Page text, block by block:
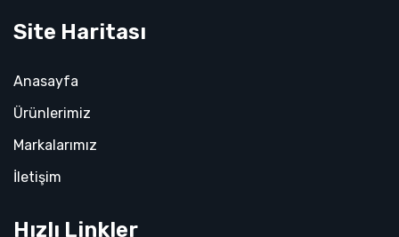
Site Haritası
Anasayfa
Ürünlerimiz
Markalarımız
İletişim
Hızlı Linkler